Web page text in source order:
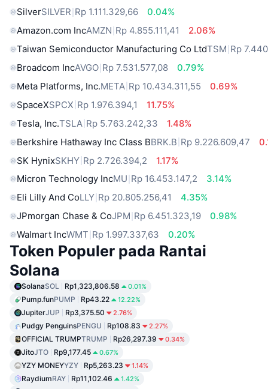
SilverSILVER Rp 1.111.329,66
0.04%
Amazon.com IncAMZN Rp 4.855.111,41
2.06%
Taiwan Semiconductor Manufacturing Co LtdTSM Rp
Broadcom IncAVGO Rp 7.531.577,08
0.79%
Meta Platforms, Inc.META Rp 10.434.311,55
0.69%
SpaceXSPCX Rp 1.976.394,1
11.75%
Tesla, Inc.TSLA Rp 5.763.242,33
1.48%
Berkshire Hathaway Inc Class BBRK.B Rp 9.226.609,47
SK HynixSKHY Rp 2.726.394,2
1.17%
Micron Technology IncMU Rp 16.453.147,2
3.14%
Eli Lilly And CoLLY Rp 20.805.256,41
4.35%
JPmorgan Chase & CoJPM Rp 6.451.323,19
0.98%
Walmart IncWMT Rp 1.997.337,63 0.20%
Token Populer pada Rantai
Solana
SolanaSOL Rp1,323,806.58 0.01%
Pump.funPUMP Rp43.22 12.22%
JupiterJUP Rp3,375.50 2.76%
Pudgy PenguinsPENGU Rp108.83 2.27%
OFFICIAL TRUMPTRUMP Rp26,297.39 0.34%
JitoJTO Rp9,177.45 0.67%
YZY MONEYYZY Rp5,263.23 1.14%
RaydiumRAY Rp11,102.46 1.42%